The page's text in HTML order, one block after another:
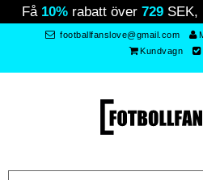
Få 10% rabatt över 729 SEK,
footballfanslove@gmail.com
Kundvagn